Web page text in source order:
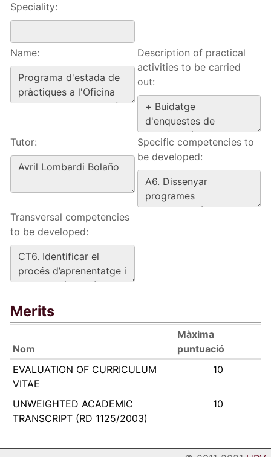
Speciality:
Name:
Description of practical
activities to be carried
out:
Tutor:
Specific competencies to
be developed:
Transversal competencies
to be developed:
Merits
Nom
Màxima
puntuació
EVALUATION OF CURRICULUM
VITAE
10
UNWEIGHTED ACADEMIC
TRANSCRIPT (RD 1125/2003)
10